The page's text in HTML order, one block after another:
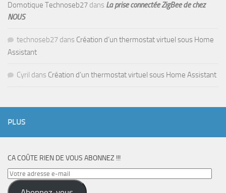
Domotique Technoseb27 dans La prise connectée ZigBee de chez
NOUS
technoseb27 dans Création d’un thermostat virtuel sous Home
Assistant
Cyril dans Création d’un thermostat virtuel sous Home Assistant
PLUS
CA COÛTE RIEN DE VOUS ABONNEZ !!!
Votre
adresse